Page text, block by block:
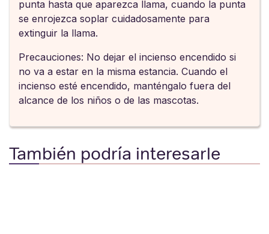
punta hasta que aparezca llama, cuando la punta
se enrojezca soplar cuidadosamente para
extinguir la llama.
Precauciones: No dejar el incienso encendido si
no va a estar en la misma estancia. Cuando el
incienso esté encendido, manténgalo fuera del
alcance de los niños o de las mascotas.
También podría interesarle